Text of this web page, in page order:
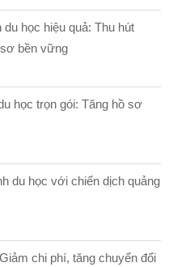
học hiệu quả: Thu hút
bền vững
học trọn gói: Tăng hồ sơ
du học với chiến dịch quảng
chi phí, tăng chuyển đổi